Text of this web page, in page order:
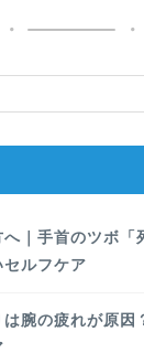
｜手首のツボ「
ルフケア
は腕の疲れが原因